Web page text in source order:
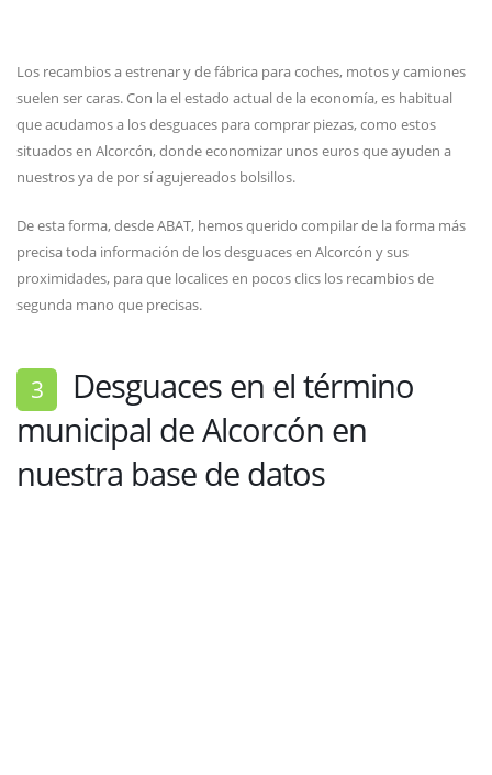
Los recambios a estrenar y de fábrica para coches, motos y camiones
suelen ser caras. Con la el estado actual de la economía, es habitual
que acudamos a los desguaces para comprar piezas, como estos
situados en Alcorcón, donde economizar unos euros que ayuden a
nuestros ya de por sí agujereados bolsillos.
De esta forma, desde ABAT, hemos querido compilar de la forma más
precisa toda información de los desguaces en Alcorcón y sus
proximidades, para que localices en pocos clics los recambios de
segunda mano que precisas.
3 Desguaces en el término
municipal de Alcorcón en
nuestra base de datos